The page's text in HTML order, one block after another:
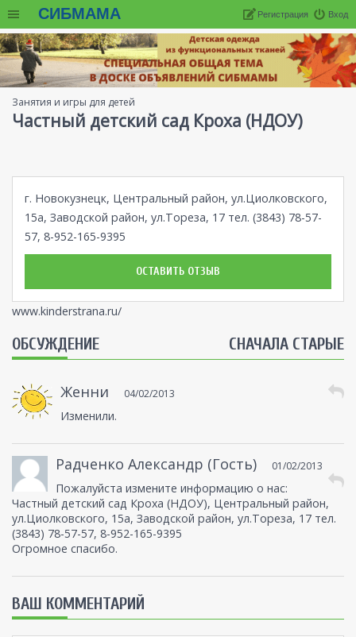
СИБМАМА Вход
Регистрация
Занятия и игры для детей
Частный детский сад Кроха (НДОУ)
г. Новокузнецк, Центральный район, ул.Циолковского,
15а, Заводской район, ул.Тореза, 17 тел. (3843) 78-57-
57, 8-952-165-9395
ОСТАВИТЬ ОТЗЫВ
www.kinderstrana.ru/
ОБСУЖДЕНИЕ СНАЧАЛА СТАРЫЕ
Женни 04/02/2013
Изменили.
Радченко Александр (Гость) 01/02/2013
Пожалуйста измените информацию о нас:
Частный детский сад Кроха (НДОУ), Центральный район,
ул.Циолковского, 15а, Заводской район, ул.Тореза, 17 тел.
(3843) 78-57-57, 8-952-165-9395
Огромное спасибо.
ВАШ КОММЕНТАРИЙ